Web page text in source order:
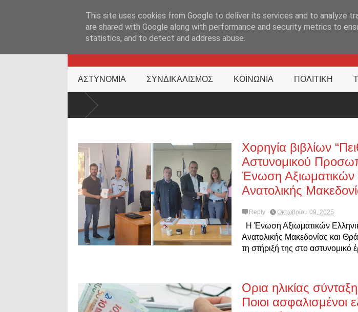
KATEHACKER
ΑΣΤΥΝΟΜΙΑ ΣΥΝΔΙΚΑΛΙΣΜΟΣ ΚΟΙΝΩΝΙΑ ΠΟΛΙΤΙΚΗ
Χορηγία βιβλίων
Αστυνομικού
Ένωση
Ανατολικής
Reply Οκτωβρίου 09, 2025
Η Ένωση Αξιωματικών
Ανατολικής Μακεδονίας και
τη στήριξή της στο αστυνομικό
Ορια ηλικίας
Ποιοι ασφαλισμένοι
This site uses cookies from Google to deliver its services and to analyze
are shared with Google along with performance and security metrics to
statistics, and to detect and address abuse.